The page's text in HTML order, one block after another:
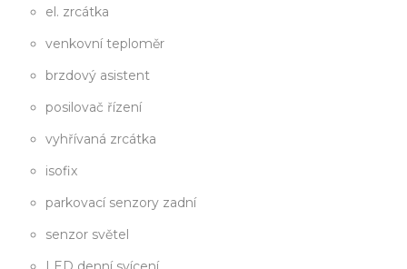
el. zrcátka
venkovní teploměr
brzdový asistent
posilovač řízení
vyhřívaná zrcátka
isofix
parkovací senzory zadní
senzor světel